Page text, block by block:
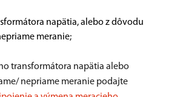
napätia, alebo z dôvodu
meranie;
transformátora napätia alebo
nepriame meranie podajte